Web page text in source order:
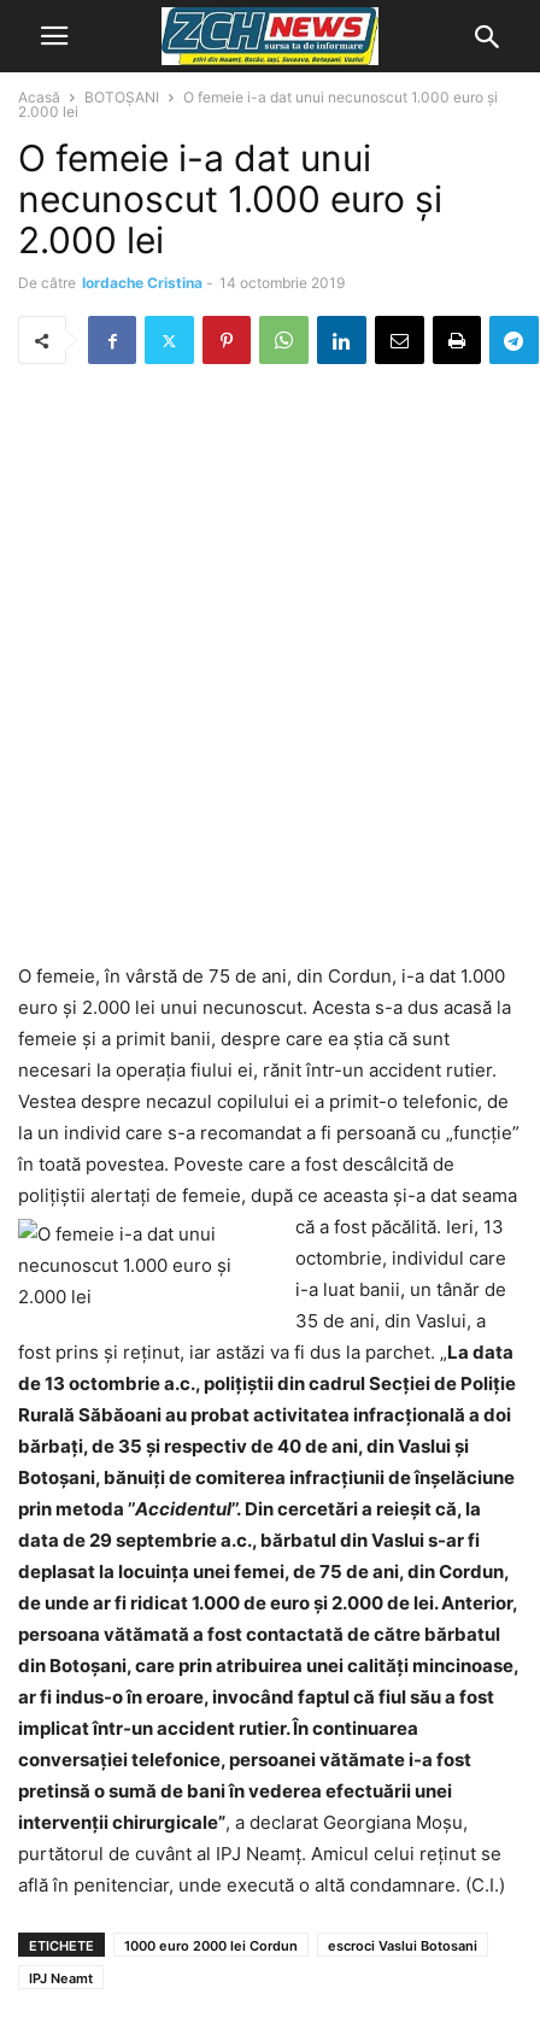
Acasă BOTOȘANI
O femeie i-a dat unui necunoscut 1.000 euro și
2.000 lei
O femeie i-a dat unui
necunoscut 1.000 euro și
2.000 lei
De către Iordache Cristina - 14 octombrie 2019
O femeie, în vârstă de 75 de ani, din Cordun, i-a dat 1.000
euro și 2.000 lei unui necunoscut. Acesta s-a dus acasă la
femeie și a primit banii, despre care ea știa că sunt
necesari la operația fiului ei, rănit într-un accident rutier.
Vestea despre necazul copilului ei a primit-o telefonic, de
la un individ care s-a recomandat a fi persoană cu „funcție”
în toată povestea. Poveste care a fost descâlcită de
polițiștii alertați de femeie, după ce aceasta și-a dat seama
că a fost păcălită. Ieri, 13
octombrie, individul care
i-a luat banii, un tânăr de
35 de ani, din Vaslui, a
fost prins și reținut, iar astăzi va fi dus la parchet. „La data
de 13 octombrie a.c., polițiștii din cadrul Secției de Poliție
Rurală Săbăoani au probat activitatea infracțională a doi
bărbați, de 35 și respectiv de 40 de ani, din Vaslui și
Botoșani, bănuiți de comiterea infracțiunii de înșelăciune
prin metoda ’’Accidentul’’. Din cercetări a reieșit că, la
data de 29 septembrie a.c., bărbatul din Vaslui s-ar fi
deplasat la locuința unei femei, de 75 de ani, din Cordun,
de unde ar fi ridicat 1.000 de euro și 2.000 de lei. Anterior,
persoana vătămată a fost contactată de către bărbatul
din Botoșani, care prin atribuirea unei calități mincinoase,
ar fi indus-o în eroare, invocând faptul că fiul său a fost
implicat într-un accident rutier. În continuarea
conversației telefonice, persoanei vătămate i-a fost
pretinsă o sumă de bani în vederea efectuării unei
intervenții chirurgicale”, a declarat Georgiana Moșu,
purtătorul de cuvânt al IPJ Neamț. Amicul celui reținut se
află în penitenciar, unde execută o altă condamnare. (C.I.)
ETICHETE 1000 euro 2000 lei Cordun
escroci Vaslui Botosani
IPJ Neamt